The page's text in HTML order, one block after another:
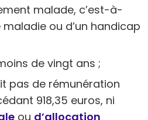
malade, c’est-à-
ou d’un handicap
de vingt ans ;
pas de rémunération
918,35 euros, ni
ou d’allocation